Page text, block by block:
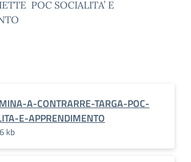
POC SOCIALITA’ E
A-CONTRARRE-TARGA-POC-
E-APPRENDIMENTO
kb